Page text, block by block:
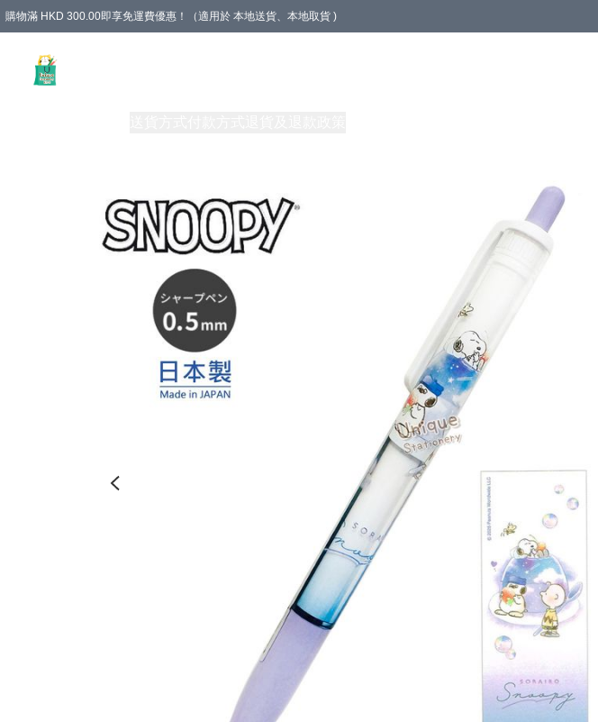
購物滿 HKD 300.00即享免運費優惠！（適用於 本地送貨、本地取貨 )